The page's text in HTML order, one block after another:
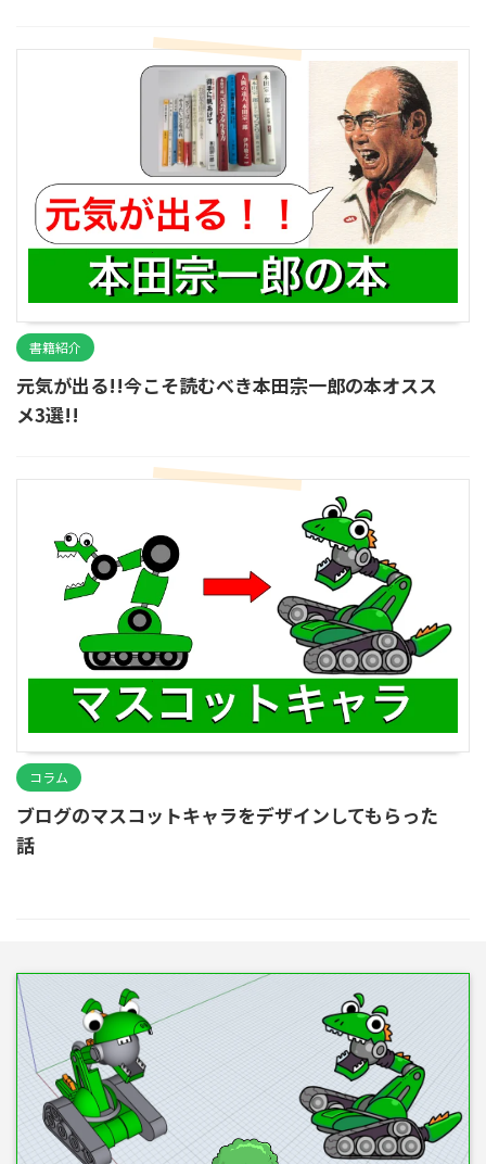
書籍紹介
元気が出る!!今こそ読むべき本田宗一郎の本オスス
メ3選!!
コラム
ブログのマスコットキャラをデザインしてもらった
話